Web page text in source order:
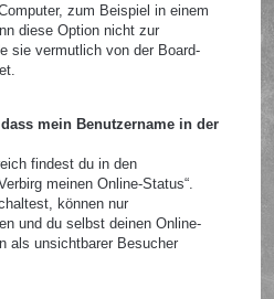
zum Beispiel in einem
diese Option nicht zur
sie vermutlich von der Board-
mein Benutzername in der
findest du in den
meinen Online-Status“.
können nur
und du selbst deinen Online-
als unsichtbarer Besucher